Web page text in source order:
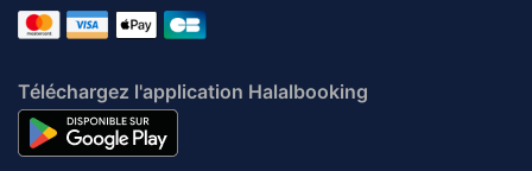
Téléchargez l'application Halalbooking